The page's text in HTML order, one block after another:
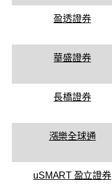
盈透證券
華盛證券
長橋證券
漲樂全球通
uSMART 盈立證券